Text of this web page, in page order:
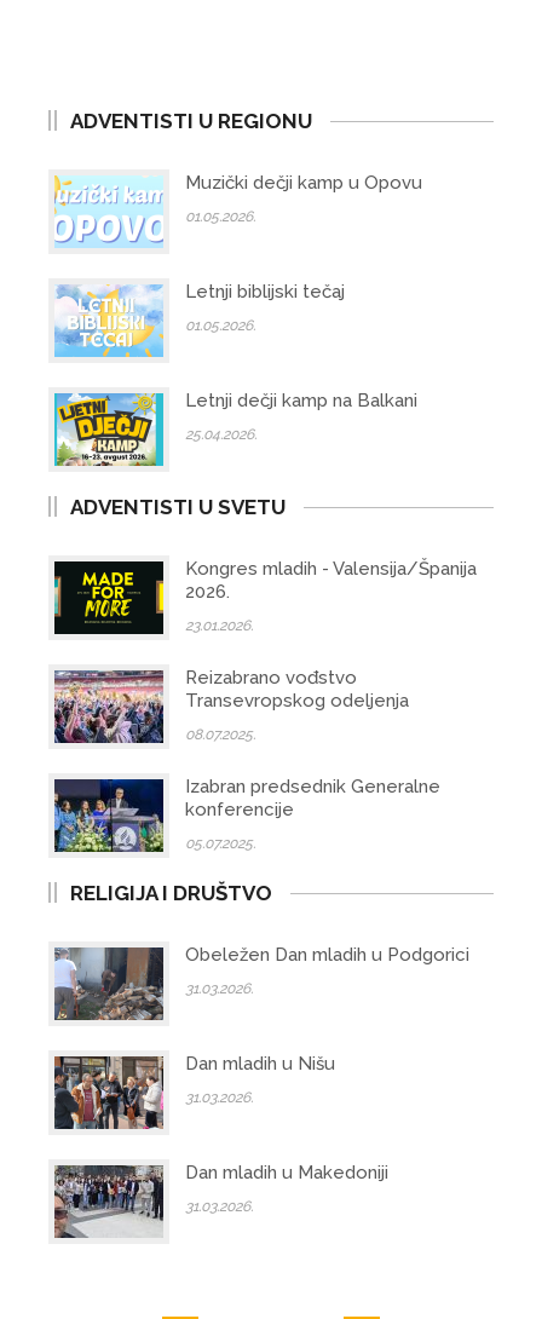
ADVENTISTI U REGIONU
Muzički dečji kamp u Opovu
01.05.2026.
Letnji biblijski tečaj
01.05.2026.
Letnji dečji kamp na Balkani
25.04.2026.
ADVENTISTI U SVETU
Kongres mladih - Valensija/Španija
2026.
23.01.2026.
Reizabrano vođstvo
Transevropskog odeljenja
08.07.2025.
Izabran predsednik Generalne
konferencije
05.07.2025.
RELIGIJA I DRUŠTVO
Obeležen Dan mladih u Podgorici
31.03.2026.
Dan mladih u Nišu
31.03.2026.
Dan mladih u Makedoniji
31.03.2026.